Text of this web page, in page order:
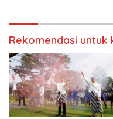
Rekomendasi untuk